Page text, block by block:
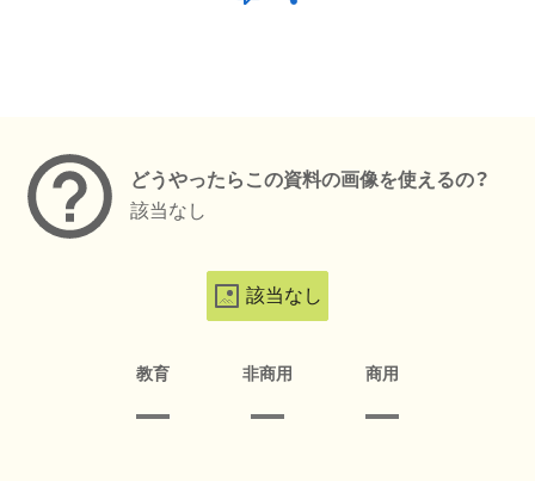
どうやったらこの資料の画像を使えるの？
該当なし
該当なし
教育 非商用 商用